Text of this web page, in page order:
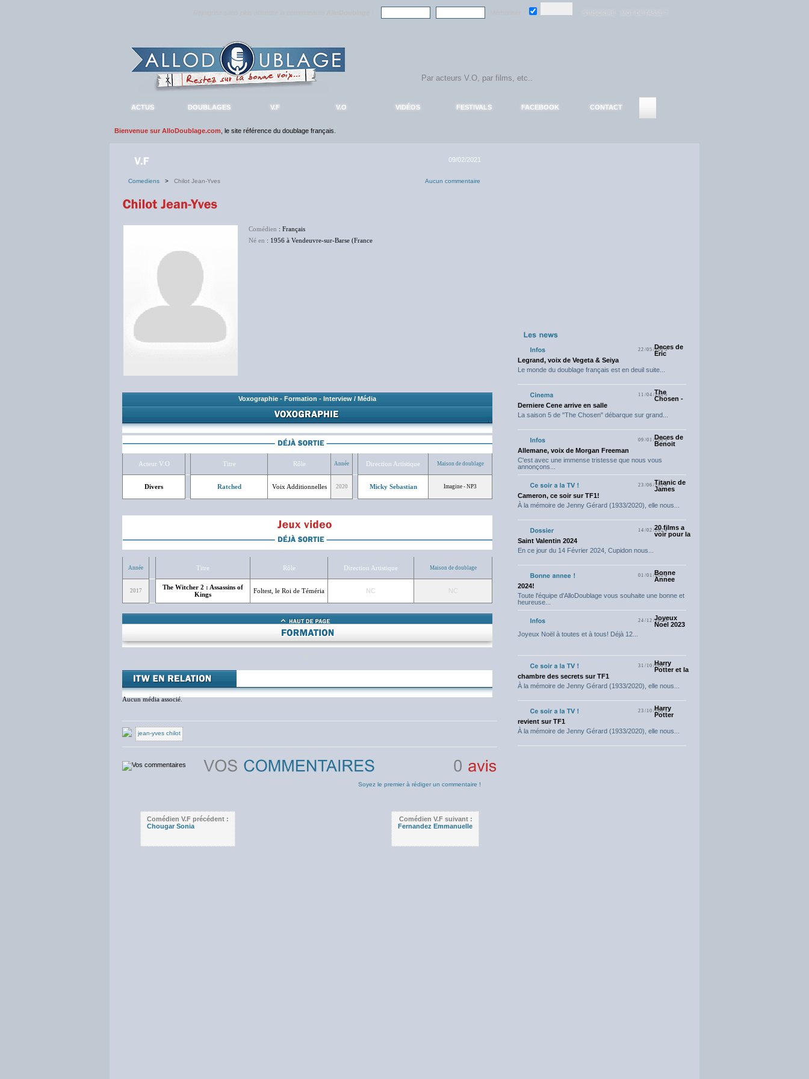
ACTUS DOUBLAGES V.F V.O VIDÉOS FESTIVALS FACEBOOK CONTACT
Bienvenue sur AlloDoublage.com , le site référence du doublage français.
09/02/2021
Comediens > Chilot Jean-Yves Aucun commentaire
Comédien : Français
Né en : 1956 à Vendeuvre-sur-Barse (France
Voxographie - Formation - Interview / Média
Acteur V.O Titre Rôle Année Direction Artistique Maison de doublage
Divers Ratched Voix Additionnelles 2020 Micky Sebastian Imagine - NP3
Année Titre Rôle Direction Artistique Maison de doublage
2017
The Witcher 2 : Assassins of
Kings
Foltest, le Roi de Téméria NC NC
Aucun média associé.
jean-yves chilot
Soyez le premier à rédiger un commentaire !
Comédien V.F précédent :
Chougar Sonia
Comédien V.F suivant :
Fernandez Emmanuelle
22/05/2025Deces de
Eric
Legrand, voix de Vegeta & Seiya
Le monde du doublage français est en deuil suite...
11/04/2025
The
Chosen -
Derniere Cene arrive en salle
La saison 5 de "The Chosen" débarque sur grand...
09/01/2025Deces de
Benoit
Allemane, voix de Morgan Freeman
C'est avec une immense tristesse que nous vous
annonçons...
23/06/2024Titanic de
James
Cameron, ce soir sur TF1!
À la mémoire de Jenny Gérard (1933/2020), elle nous...
14/02/202420 films a
voir pour la
Saint Valentin 2024
En ce jour du 14 Février 2024, Cupidon nous...
01/01/2024
Bonne
Annee
2024!
Toute l'équipe d'AlloDoublage vous souhaite une bonne et
heureuse...
24/12/2023
Joyeux
Noel 2023
Joyeux Noël à toutes et à tous! Déjà 12...
31/10/2023
Harry
Potter et la
chambre des secrets sur TF1
À la mémoire de Jenny Gérard (1933/2020), elle nous...
23/10/2023
Harry
Potter
revient sur TF1
À la mémoire de Jenny Gérard (1933/2020), elle nous...